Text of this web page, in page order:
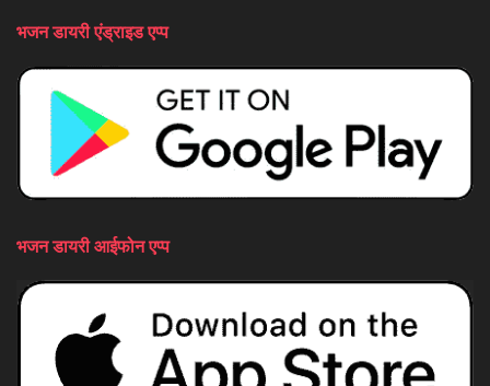
भजन डायरी एंड्राइड एप्प
भजन डायरी आईफोन एप्प